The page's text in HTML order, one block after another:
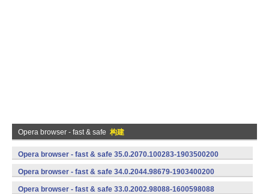
Opera browser - fast & safe 构建
Opera browser - fast & safe 35.0.2070.100283-1903500200
(armeabi-v7a) (Android)
Opera browser - fast & safe 34.0.2044.98679-1903400200
(armeabi-v7a) (Android)
Opera browser - fast & safe 33.0.2002.98088-1600598088